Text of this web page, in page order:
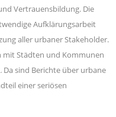
Vertrauensbildung. Die
Aufklärungsarbeit
aller urbaner Stakeholder.
mit Städten und Kommunen
Da sind Berichte über urbane
einer seriösen